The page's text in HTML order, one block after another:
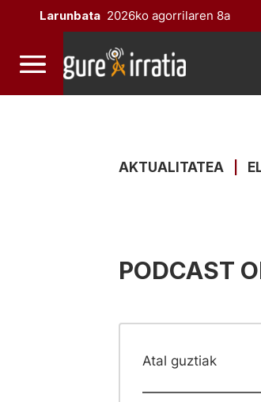
Larunbata 2026ko agorrilaren 8a
AKTUALITATEA
PODCAST
Atal guztiak